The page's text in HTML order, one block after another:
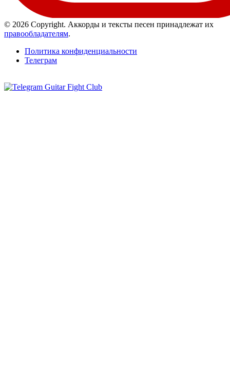
© 2026 Copyright. Аккорды и тексты песен принадлежат их
правообладателям.
Политика конфиденциальности
Телеграм